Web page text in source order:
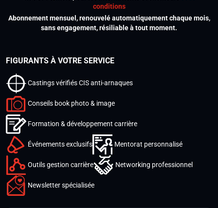
conditions
Abonnement mensuel, renouvelé automatiquement chaque mois,
sans engagement, résiliable à tout moment.
FIGURANTS À VOTRE SERVICE
Castings vérifiés CIS anti-arnaques
Conseils book photo & image
Formation & développement carrière
Événements exclusifs Mentorat personnalisé
Outils gestion carrière Networking professionnel
Newsletter spécialisée